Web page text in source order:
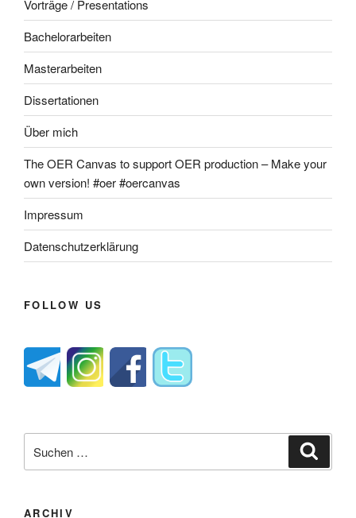
Vorträge / Presentations
Bachelorarbeiten
Masterarbeiten
Dissertationen
Über mich
The OER Canvas to support OER production – Make your
own version! #oer #oercanvas
Impressum
Datenschutzerklärung
FOLLOW US
nach:
ARCHIV